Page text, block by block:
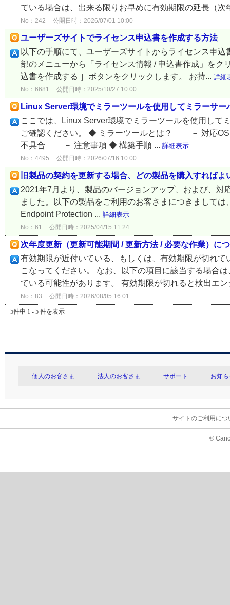
ている場合は、出来る限りお早めに有効期限の延長（
No：242 公開日時：2026/07/01 10:00
ユーザーズサイトでライセンス申込書を作成する方法
以下の手順にて、ユーザーズサイトからライセンス申
部のメニューから「ライセンス情報 / 申込書作成」を
込書を作成する ］ボタンをクリックします。 お持... 詳細
No：6681 公開日時：2025/10/27 10:00
Linux Server環境でミラーツールを使用してミラーサー
ここでは、Linux Server環境でミラーツールを使用して
ご確認ください。 ◆ ミラーツールとは？ － 対応
不具合 － 注意事項 ◆ 構築手順 ... 詳細表示
No：4495 公開日時：2026/07/16 10:00
旧製品の契約を更新する場合、どの製品を購入すればよ
2021年7月より、製品のバージョンアップ、および、
ました。以下の製品をご利用のお客さまにつきまして
Endpoint Protection ... 詳細表示
No：61 公開日時：2025/04/15 11:24
次年度更新（更新可能期間 / 更新方法 / 必要な作業）に
有効期限が近付いている、もしくは、有効期限が切れ
こなってください。 なお、以下の項目に該当する場合
ている可能性があります。 有効期限が切れると検出エ
No：83 公開日時：2026/08/05 16:01
5件中 1 - 5 件を表示
個人のお客さま 法人のお客さま サポート お知
サイトのご利用につ
©